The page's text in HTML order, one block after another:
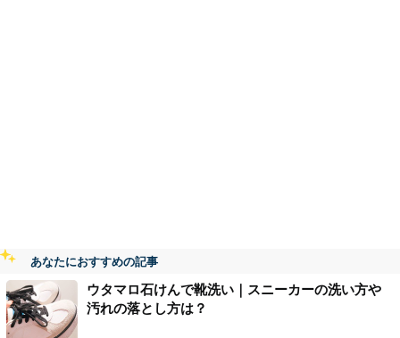
あなたにおすすめの記事
ウタマロ石けんで靴洗い｜スニーカーの洗い方や
汚れの落とし方は？